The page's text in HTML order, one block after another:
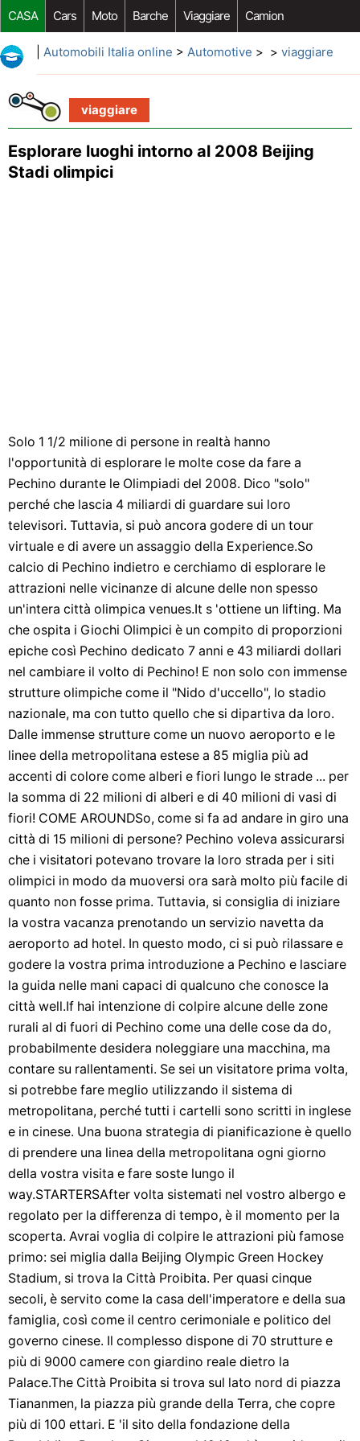
CASA Cars Moto Barche Viaggiare Camion
Riparazione Auto Acquisto Auto Car Opzioni Aftermarket
Automobili Italia online > Automotive > > viaggiare
viaggiare
Esplorare luoghi intorno al 2008 Beijing
Stadi olimpici
Solo 1 1/2 milione di persone in realtà hanno
l'opportunità di esplorare le molte cose da fare a
Pechino durante le Olimpiadi del 2008. Dico "solo"
perché che lascia 4 miliardi di guardare sui loro
televisori. Tuttavia, si può ancora godere di un tour
virtuale e di avere un assaggio della Experience.So
calcio di Pechino indietro e cerchiamo di esplorare le
attrazioni nelle vicinanze di alcune delle non spesso
un'intera città olimpica venues.It s 'ottiene un lifting. Ma
che ospita i Giochi Olimpici è un compito di proporzioni
epiche così Pechino dedicato 7 anni e 43 miliardi dollari
nel cambiare il volto di Pechino! E non solo con immense
strutture olimpiche come il "Nido d'uccello", lo stadio
nazionale, ma con tutto quello che si dipartiva da loro.
Dalle immense strutture come un nuovo aeroporto e le
linee della metropolitana estese a 85 miglia più ad
accenti di colore come alberi e fiori lungo le strade ... per
la somma di 22 milioni di alberi e di 40 milioni di vasi di
fiori! COME AROUNDSo, come si fa ad andare in giro una
città di 15 milioni di persone? Pechino voleva assicurarsi
che i visitatori potevano trovare la loro strada per i siti
olimpici in modo da muoversi ora sarà molto più facile di
quanto non fosse prima. Tuttavia, si consiglia di iniziare
la vostra vacanza prenotando un servizio navetta da
aeroporto ad hotel. In questo modo, ci si può rilassare e
godere la vostra prima introduzione a Pechino e lasciare
la guida nelle mani capaci di qualcuno che conosce la
città well.If hai intenzione di colpire alcune delle zone
rurali al di fuori di Pechino come una delle cose da do,
probabilmente desidera noleggiare una macchina, ma
contare su rallentamenti. Se sei un visitatore prima volta,
si potrebbe fare meglio utilizzando il sistema di
metropolitana, perché tutti i cartelli sono scritti in inglese
e in cinese. Una buona strategia di pianificazione è quello
di prendere una linea della metropolitana ogni giorno
della vostra visita e fare soste lungo il
way.STARTERSAfter volta sistemati nel vostro albergo e
regolato per la differenza di tempo, è il momento per la
scoperta. Avrai voglia di colpire le attrazioni più famose
primo: sei miglia dalla Beijing Olympic Green Hockey
Stadium, si trova la Città Proibita. Per quasi cinque
secoli, è servito come la casa dell'imperatore e della sua
famiglia, così come il centro cerimoniale e politico del
governo cinese. Il complesso dispone di 70 strutture e
più di 9000 camere con giardino reale dietro la
Palace.The Città Proibita si trova sul lato nord di piazza
Tiananmen, la piazza più grande della Terra, che copre
più di 100 ettari. E 'il sito della fondazione della